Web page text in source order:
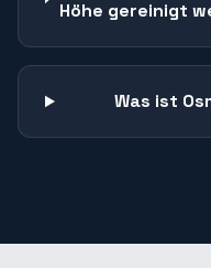
Höhe gereinigt
Was ist